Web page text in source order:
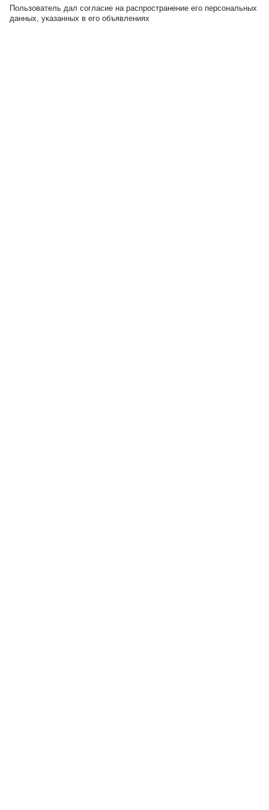
Пользователь дал согласие на распространение его персональных
данных, указанных в его объявлениях